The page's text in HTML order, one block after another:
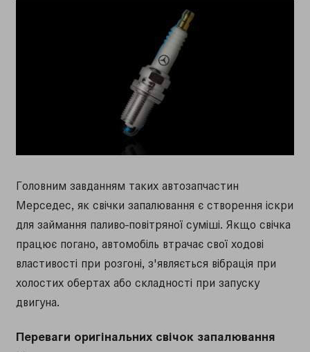
Головним завданням таких автозапчастин
Мерседес, як свічки запалювання є створення іскри
для займання паливо-повітряної суміші. Якщо свічка
працює погано, автомобіль втрачає свої ходові
властивості при розгоні, з'являється вібрація при
холостих обертах або складності при запуску
двигуна.
Переваги оригінальних свічок запалювання